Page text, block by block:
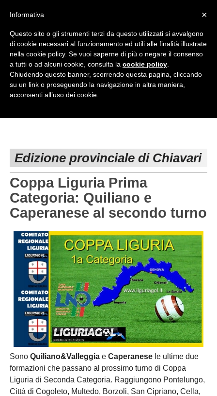
Top Menu
HOME
Accedi / Registrati
PROVINCE
GENOVA
IMPERIA
LA SPEZIA
SAVONA
Carica la tua Rosa
NAZIONALI
REGIONALI
Edizione provinciale di Chiavari
Coppa Liguria Prima
Categoria: Quiliano e
Caperanese al secondo turno
Sono Quiliano&Valleggia e Caperanese le ultime due
formazioni che passano al prossimo turno di Coppa
Liguria di Seconda Categoria. Raggiungono Pontelungo,
Città di Cogoleto, Multedo, Borzoli, San Cipriano, Cella,
×
Informativa
Questo sito o gli strumenti terzi da questo utilizzati si avvalgono
di cookie necessari al funzionamento ed utili alle finalità illustrate
nella cookie policy. Se vuoi saperne di più o negare il consenso
a tutti o ad alcuni cookie, consulta la cookie policy
Chiudendo questo banner, scorrendo questa pagina, cliccando
su un link o proseguendo la navigazione in altra maniera,
acconsenti all’uso dei cookie.